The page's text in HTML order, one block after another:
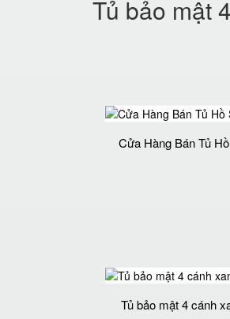
Tủ bảo mật
Cửa Hàng Bán Tủ
Tủ bảo mật 4 cánh